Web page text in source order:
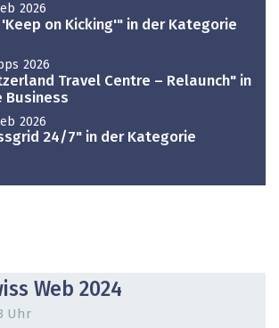
2026
on Kicking'" in der Kategorie
2026
Travel Centre – Relaunch" in
Business
2026
24/7" in der Kategorie
Web 2024
Uhr